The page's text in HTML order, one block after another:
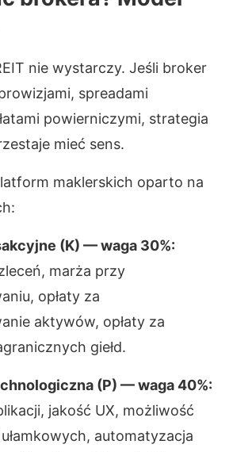
nie wystarczy. Jeśli broker
spreadami
powierniczymi, strategia
mieć sens.
maklerskich oparto na
(K) — waga 30%:
marża przy
opłaty za
aktywów, opłaty za
giełd.
(P) — waga 40%:
jakość UX, możliwość
automatyzacja